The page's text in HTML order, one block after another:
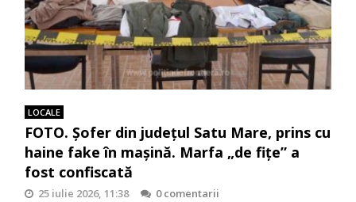
LOCALE
FOTO. Șofer din județul Satu Mare, prins cu
haine fake în mașină. Marfa „de fițe” a
fost confiscată
25 iulie 2026, 11:38
0 comentarii